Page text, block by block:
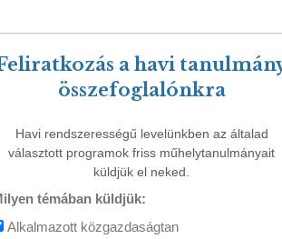
a havi
összefoglalónkra
Havi rendszerességű levelünkben az általad
választott programok friss műhelytanulmányait
küldjük el neked.
témában küldjük:
Alkalmazott közgazdaságtan